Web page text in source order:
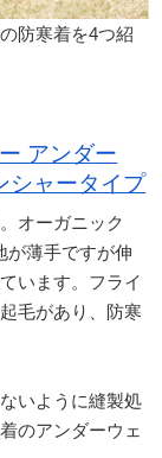
防寒着を4つ紹
アンダー
シャータイプ
オーガニック
が薄手ですが伸
います。フライ
毛があり、防寒
いように縫製処
のアンダーウェ